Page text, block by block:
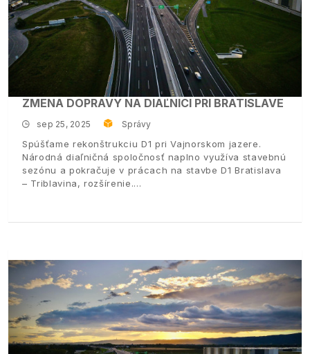
ZMENA DOPRAVY NA DIAĽNICI PRI BRATISLAVE
sep 25, 2025 Správy
Spúšťame rekonštrukciu D1 pri Vajnorskom jazere.
Národná diaľničná spoločnosť naplno využíva stavebnú
sezónu a pokračuje v prácach na stavbe D1 Bratislava
– Triblavina, rozšírenie.